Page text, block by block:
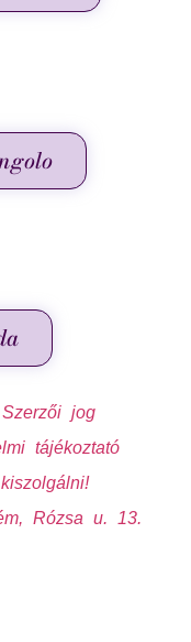
Szerzői jog
tájékoztató
Rózsa u. 13.